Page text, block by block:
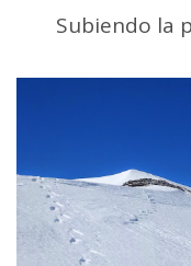
Subiendo la